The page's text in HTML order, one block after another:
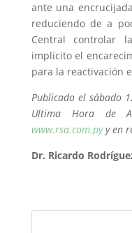
ante una
reduciendo de a
Central controlar
implícito el
para la reactivación
Publicado el sábado
Ultima Hora de
www.rsa.com.pyy en
Dr. Ricardo